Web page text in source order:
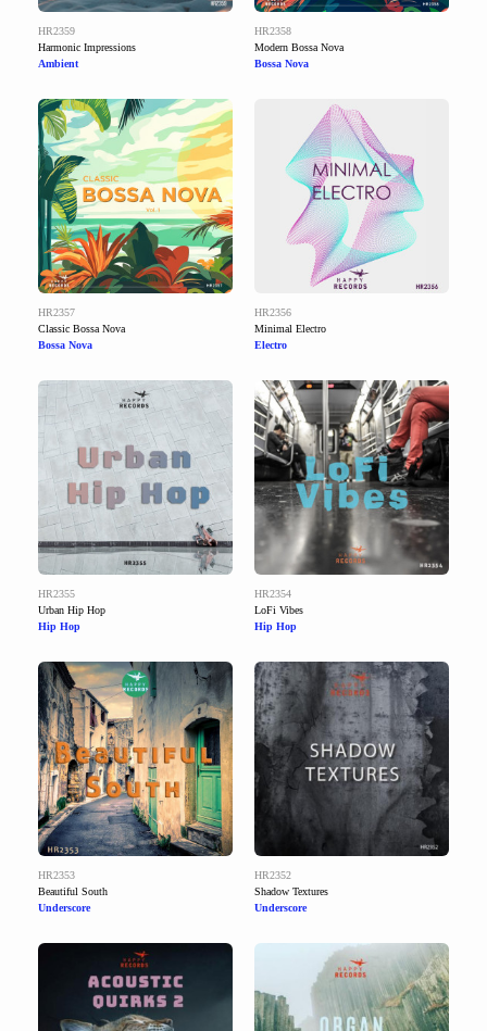
HR2359
Harmonic Impressions
Ambient
HR2358
Modern Bossa Nova
Bossa Nova
HR2357
Classic Bossa Nova
Bossa Nova
HR2356
Minimal Electro
Electro
HR2355
Urban Hip Hop
Hip Hop
HR2354
LoFi Vibes
Hip Hop
HR2353
Beautiful South
Underscore
HR2352
Shadow Textures
Underscore